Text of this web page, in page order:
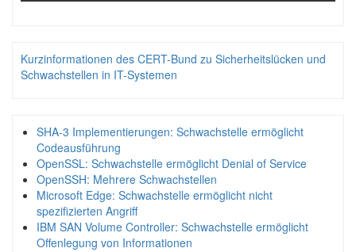
Kurzinformationen des CERT-Bund zu Sicherheitslücken und
Schwachstellen in IT-Systemen
SHA-3 Implementierungen: Schwachstelle ermöglicht
Codeausführung
OpenSSL: Schwachstelle ermöglicht Denial of Service
OpenSSH: Mehrere Schwachstellen
Microsoft Edge: Schwachstelle ermöglicht nicht
spezifizierten Angriff
IBM SAN Volume Controller: Schwachstelle ermöglicht
Offenlegung von Informationen